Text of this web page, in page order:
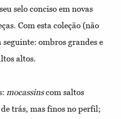
selo conciso em novas
Com esta coleção (não
ombros grandes e
altos.
mocassinscom saltos
trás, mas finos no perfil;